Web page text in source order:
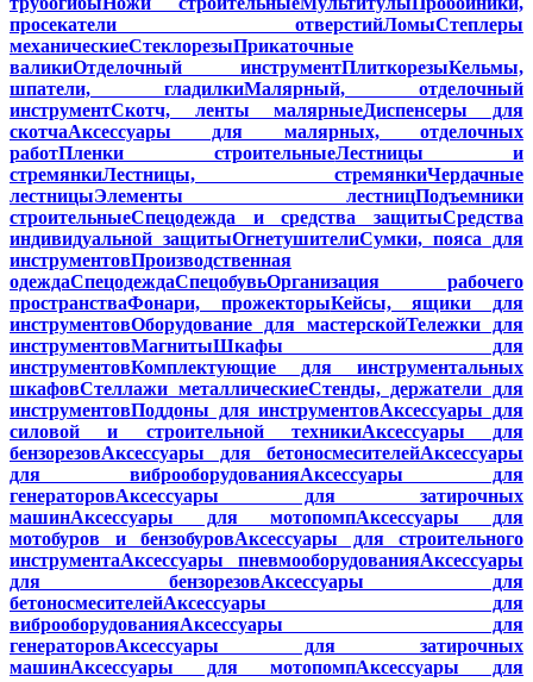
просекатели отверстийЛомыСтеплеры
механическиеСтеклорезыПрикаточные
валикиОтделочный инструментПлиткорезыКельмы,
шпатели, гладилкиМалярный, отделочный
инструментСкотч, ленты малярныеДиспенсеры для
скотчаАксессуары для малярных, отделочных
работПленки строительныеЛестницы и
стремянкиЛестницы, стремянкиЧердачные
лестницыЭлементы лестницПодъемники
строительныеСпецодежда и средства защитыСредства
индивидуальной защитыОгнетушителиСумки, пояса для
инструментовПроизводственная
одеждаСпецодеждаСпецобувьОрганизация рабочего
пространстваФонари, прожекторыКейсы, ящики для
инструментовОборудование для мастерскойТележки для
инструментовМагнитыШкафы для
инструментовКомплектующие для инструментальных
шкафовСтеллажи металлическиеСтенды, держатели для
инструментовПоддоны для инструментовАксессуары для
силовой и строительной техникиАксессуары для
бензорезовАксессуары для бетоносмесителейАксессуары
для виброоборудованияАксессуары для
генераторовАксессуары для затирочных
машинАксессуары для мотопомпАксессуары для
мотобуров и бензобуровАксессуары для строительного
инструментаАксессуары пневмооборудованияАксессуары
для бензорезовАксессуары для
бетоносмесителейАксессуары для
виброоборудованияАксессуары для
генераторовАксессуары для затирочных
машинАксессуары для мотопомпАксессуары для